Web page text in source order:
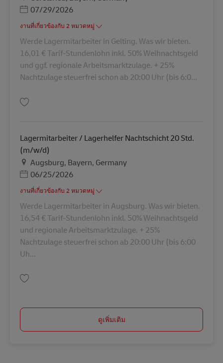
Posted Date
07/29/2026
งานที่เกี่ยวข้องกับ 2 หมวดหมู่
Werde Lagermitarbeiter in Gelting. Was wir bieten.
16,01 € Tarif-Stundenlohn inkl. 50% Weihnachtsgeld
und ggf. regionale Arbeitsmarktzulage. + 25%
Nachtzulage steuerfrei schon ab 20:00 Uhr (bis 6:0...
Lagermitarbeiter / Lagerhelfer Nachtschicht 20 Std.
(m/w/d)
สถานที่
Augsburg, Bayern, Germany
Posted Date
06/25/2026
งานที่เกี่ยวข้องกับ 2 หมวดหมู่
Werde Lagermitarbeiter in Augsburg. Was wir bieten.
16,54 € Tarif-Stundenlohn inkl. 50% Weihnachtsgeld
und regionale Arbeitsmarktzulage. + 25%
Nachtzulage steuerfrei schon ab 20:00 Uhr (bis 6:00
Uh...
ดูเพิ่มเติม